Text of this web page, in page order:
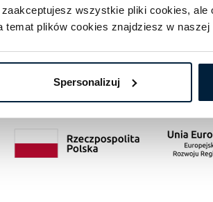
wszystkie pliki cookies,
temat plików cookies znajdziesz w naszej
Spersonalizuj